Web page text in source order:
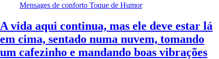
Mensages de conforto Toque de Humor
A vida aqui continua, mas ele deve estar lá
em cima, sentado numa nuvem, tomando
um cafezinho e mandando boas vibrações